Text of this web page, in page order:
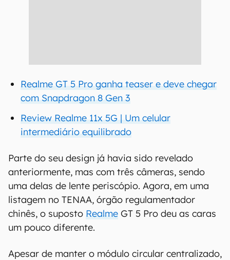
Realme GT 5 Pro ganha teaser e deve chegar
com Snapdragon 8 Gen 3
Review Realme 11x 5G | Um celular
intermediário equilibrado
Parte do seu design já havia sido revelado
anteriormente, mas com três câmeras, sendo
uma delas de lente periscópio. Agora, em uma
listagem no TENAA, órgão regulamentador
chinês, o suposto Realme GT 5 Pro deu as caras
um pouco diferente.
Apesar de manter o módulo circular centralizado,